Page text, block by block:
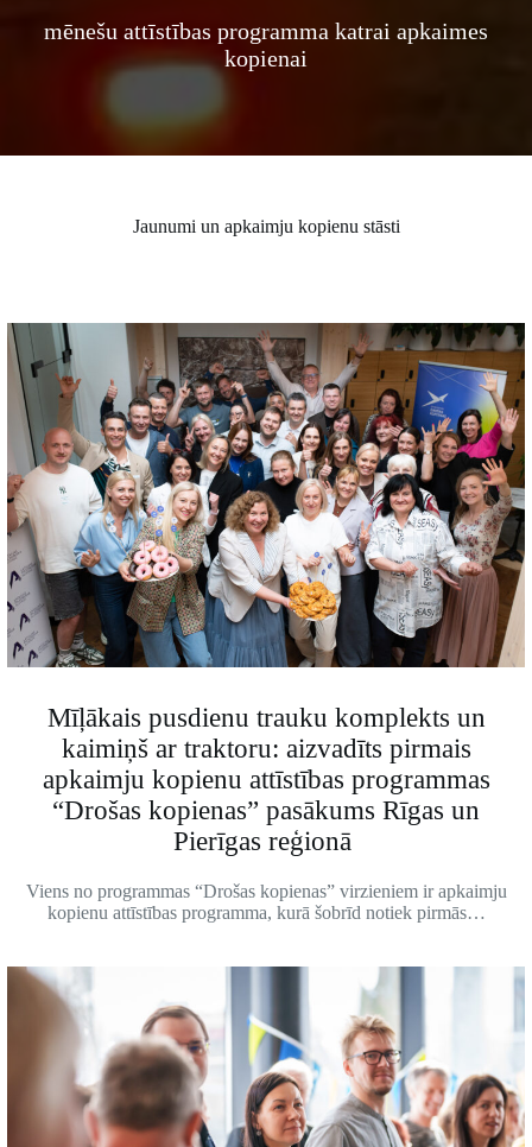
mēnešu attīstības programma katrai apkaimes
kopienai
Jaunumi un apkaimju kopienu stāsti
Mīļākais pusdienu trauku komplekts un
kaimiņš ar traktoru: aizvadīts pirmais
apkaimju kopienu attīstības programmas
“Drošas kopienas” pasākums Rīgas un
Pierīgas reģionā
Viens no programmas “Drošas kopienas” virzieniem ir apkaimju
kopienu attīstības programma, kurā šobrīd notiek pirmās…